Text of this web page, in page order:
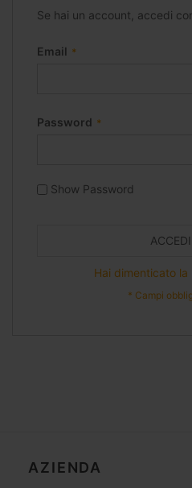
Se hai un account, accedi
Email
Password
Show Password
ACCEDI
Hai dimenticato la
AZIENDA